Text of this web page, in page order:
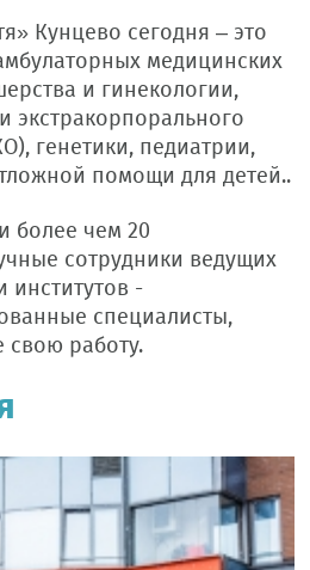
Кунцево сегодня – это
медицинских
и гинекологии,
экстракорпорального
генетики, педиатрии,
помощи для детей..
более чем 20
сотрудники ведущих
институтов -
специалисты,
работу.